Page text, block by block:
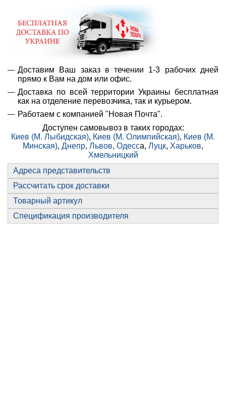
Доставим Ваш заказ в течении 1-3 рабочих дней
прямо к Вам на дом или офис.
Доставка по всей территории Украины бесплатная
как на отделение перевозчика, так и курьером.
Работаем с компанией "Новая Почта".
Доступен самовывоз в таких городах:
Киев (М. Лыбидская), Киев (М. Олимпийская), Киев (М.
Минская), Днепр, Львов, Одесса, Луцк, Харьков,
Хмельницкий
Адреса представительств
Рассчитать срок доставки
Товарный артикул
Спецификация производителя